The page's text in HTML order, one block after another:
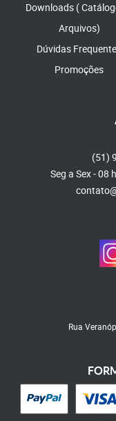
Downloads (
Arquivos)
Dúvidas
Promoções
(51)
Seg a Sex - 08
Rua